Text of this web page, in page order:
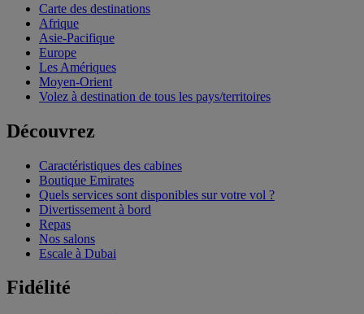
Carte des destinations
Afrique
Asie-Pacifique
Europe
Les Amériques
Moyen-Orient
Volez à destination de tous les pays/territoires
Découvrez
Caractéristiques des cabines
Boutique Emirates
Quels services sont disponibles sur votre vol ?
Divertissement à bord
Repas
Nos salons
Escale à Dubai
Fidélité